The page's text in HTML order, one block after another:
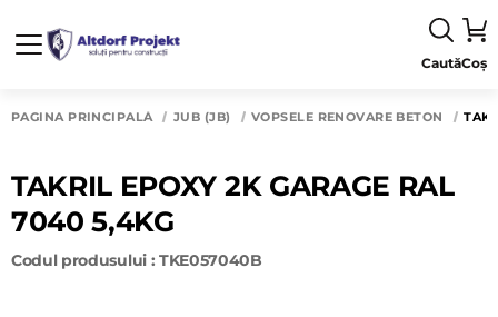
CautăCoș
PAGINA PRINCIPALĂ JUB (JB) VOPSELE RENOVARE BETON
TAKRIL EPOXY 2K GARAGE RAL
7040 5,4KG
Codul produsului : TKE057040B